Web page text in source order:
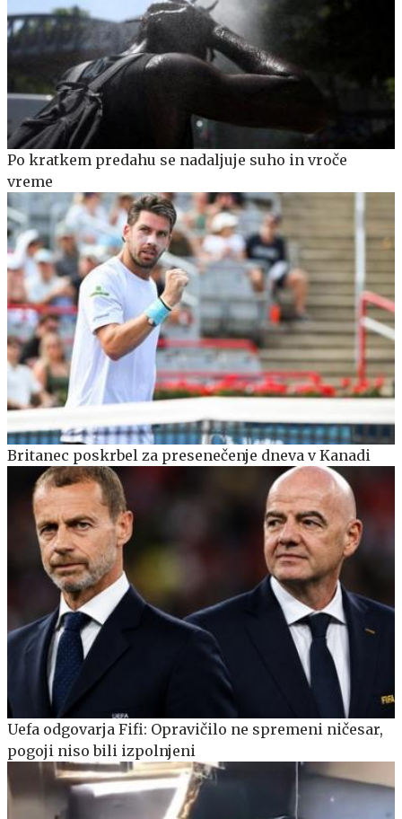
Po kratkem predahu se nadaljuje suho in vroče
vreme
Britanec poskrbel za presenečenje dneva v Kanadi
Uefa odgovarja Fifi: Opravičilo ne spremeni ničesar,
pogoji niso bili izpolnjeni